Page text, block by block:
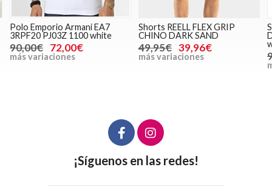
Polo Emporio Armani EA7
3RPF20 PJ03Z 1100 white
90,00€ 72,00€
más variaciones
Shorts REELL FLEX GRIP
CHINO DARK SAND
49,95€ 39,96€
más variaciones
¡Síguenos en las redes!